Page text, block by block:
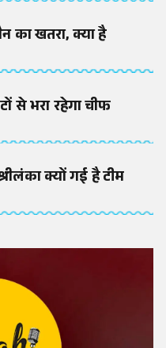
का खतरा, क्या है
से भरा रहेगा चीफ
क्यों गई है टीम